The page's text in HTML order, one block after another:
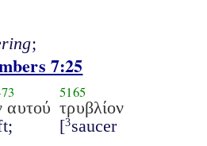
;
7:25
αυτού
5165
τρυβλίον
[3saucer